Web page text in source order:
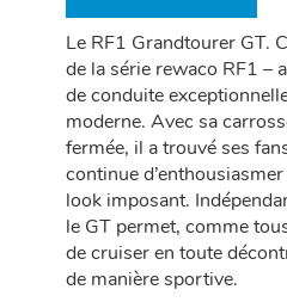
Le RF1 Grandtourer GT.
de la série rewaco RF1 –
de conduite
moderne. Avec sa
fermée, il a trouvé ses
continue
look imposant.
le GT permet, comme
de cruiser en toute
de manière sportive.